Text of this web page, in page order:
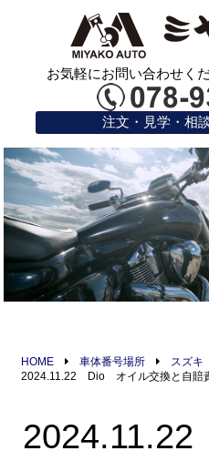
お気軽にお問い合わせく
注文・見学・相
HOME 車体番号場所
スズキ
2024.11.22 Dio オイル交換と自賠